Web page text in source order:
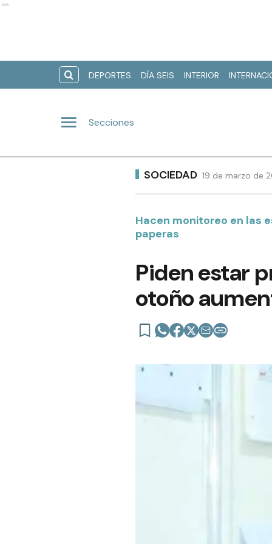
Ads
DEPORTES DÍA SEIS INTERIOR
Secciones
SOCIEDAD 19 de marzo de
Hacen monitoreo en las
paperas
Piden estar
otoño